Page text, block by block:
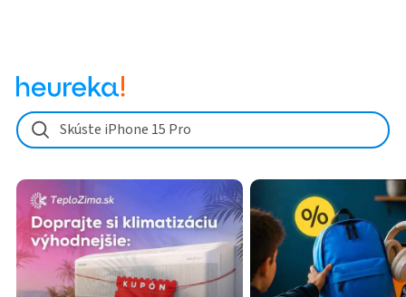
Skúste iPhone 15 Pro